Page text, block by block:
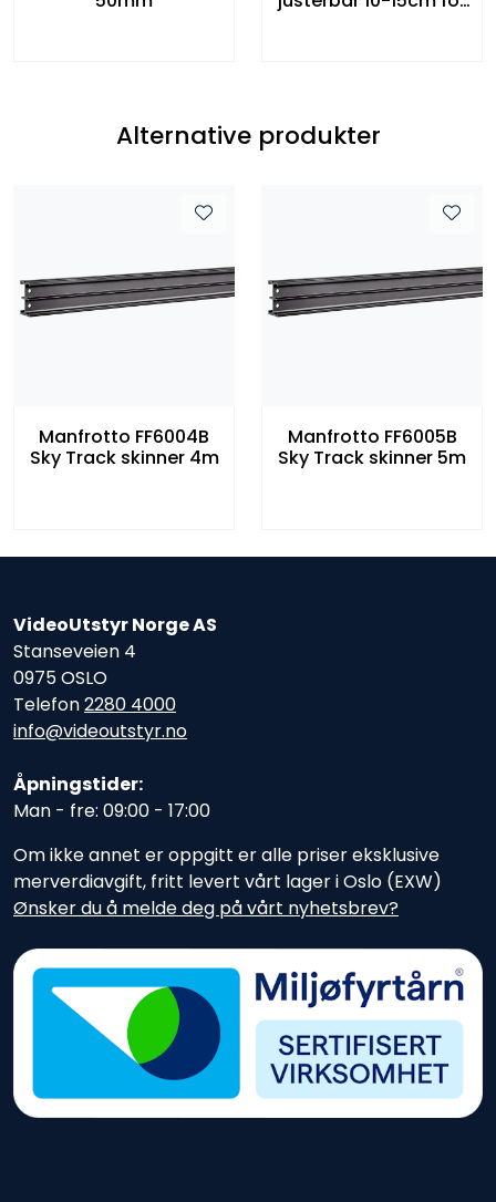
Alternative produkter
Manfrotto FF6004B
Sky Track skinner 4m
Manfrotto FF6005B
Sky Track skinner 5m
VideoUtstyr Norge AS
Stanseveien 4
0975 OSLO
Telefon2280 4000
info@videoutstyr.no
Åpningstider:
Man - fre: 09:00 - 17:00
Om ikke annet er oppgitt er alle priser eksklusive
merverdiavgift, fritt levert vårt lager i Oslo (EXW)
Ønsker du å melde deg på vårt nyhetsbrev?